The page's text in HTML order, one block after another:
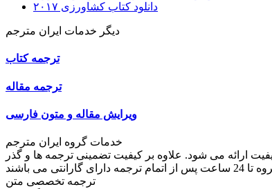
دانلود کتاب کشاورزی ۲۰۱۷
دیگر خدمات ایران مترجم
ترجمه کتاب
ترجمه مقاله
ویرایش مقاله و متون فارسی
خدمات گروه ایران مترجم
ارائه می شود. علاوه بر کیفیت تضمینی ترجمه ها و گذر
ترجمه تخصصی متن